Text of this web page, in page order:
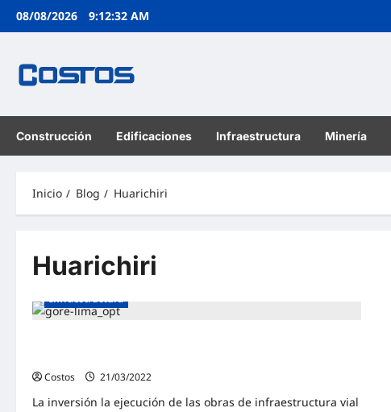
08/08/2026 9:12:33 AM
Construcción Edificaciones Infraestructura Minería
Inicio Blog Huarichiri
Huarichiri
Infraestructura
Costos
21/03/2022
La inversión la ejecución de las obras de infraestructura vial